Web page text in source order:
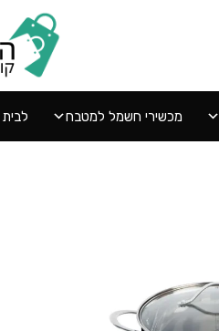
מכשירי חשמל למטבח לבית